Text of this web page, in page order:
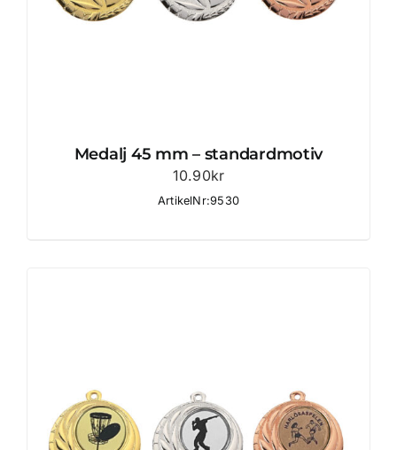
Medalj 45 mm – standardmotiv
10.90kr
ArtikelNr:9530